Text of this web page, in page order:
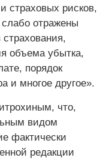
страховых рисков,
отражены
страхования,
объема убытка,
порядок
и многое другое».
что,
видом
фактически
редакции